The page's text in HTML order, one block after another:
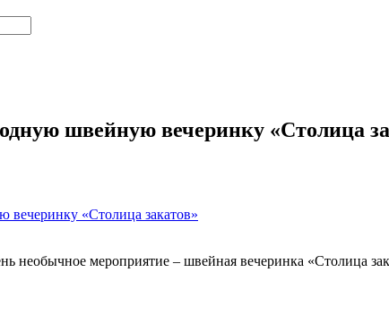
швейную вечеринку «Столица
необычное мероприятие – швейная вечеринка «Столица